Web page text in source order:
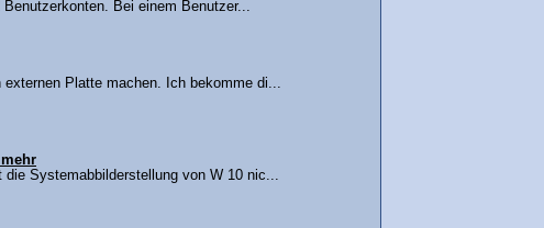
Bei einem Benutzer...
externen Platte machen. Ich bekomme di...
die Systemabbilderstellung von W 10 nic...